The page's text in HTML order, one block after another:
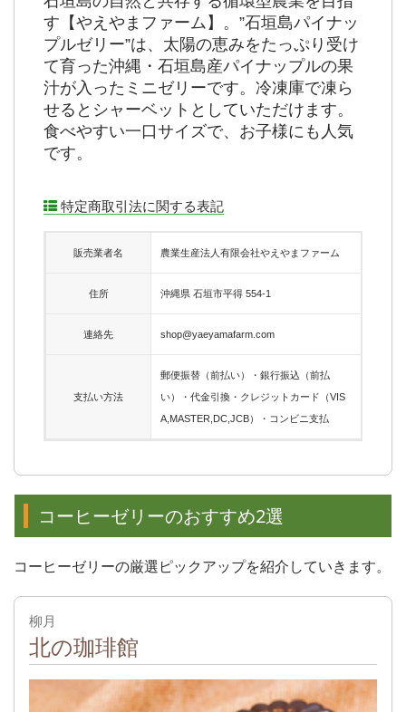
す【やえやまファーム】。”石垣島パイナッ
プルゼリー”は、太陽の恵みをたっぷり受け
て育った沖縄・石垣島産パイナップルの果
汁が入ったミニゼリーです。冷凍庫で凍ら
せるとシャーベットとしていただけます。
食べやすい一口サイズで、お子様にも人気
です。
特定商取引法に関する表記
販売業者名 農業生産法人有限会社やえやまファーム
住所 沖縄県 石垣市平得 554-1
連絡先 shop@yaeyamafarm.com
支払い方法
郵便振替（前払い）・銀行振込（前払
い）・代金引換・クレジットカード（VIS
A,MASTER,DC,JCB）・コンビニ支払
コーヒーゼリーのおすすめ2選
コーヒーゼリーの厳選ピックアップを紹介していきます。
柳月
北の珈琲館